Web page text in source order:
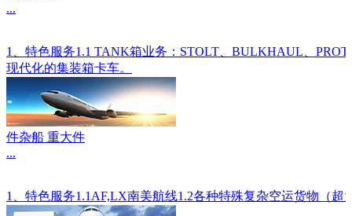
...
1、特色服务1.1 TANK箱业务：STOLT、BULKHAUL、
现代化的集装箱卡车。
件杂船 重大件
...
1、特色服务1.1AF,LX南美航线1.2各种特殊复杂空运货物（